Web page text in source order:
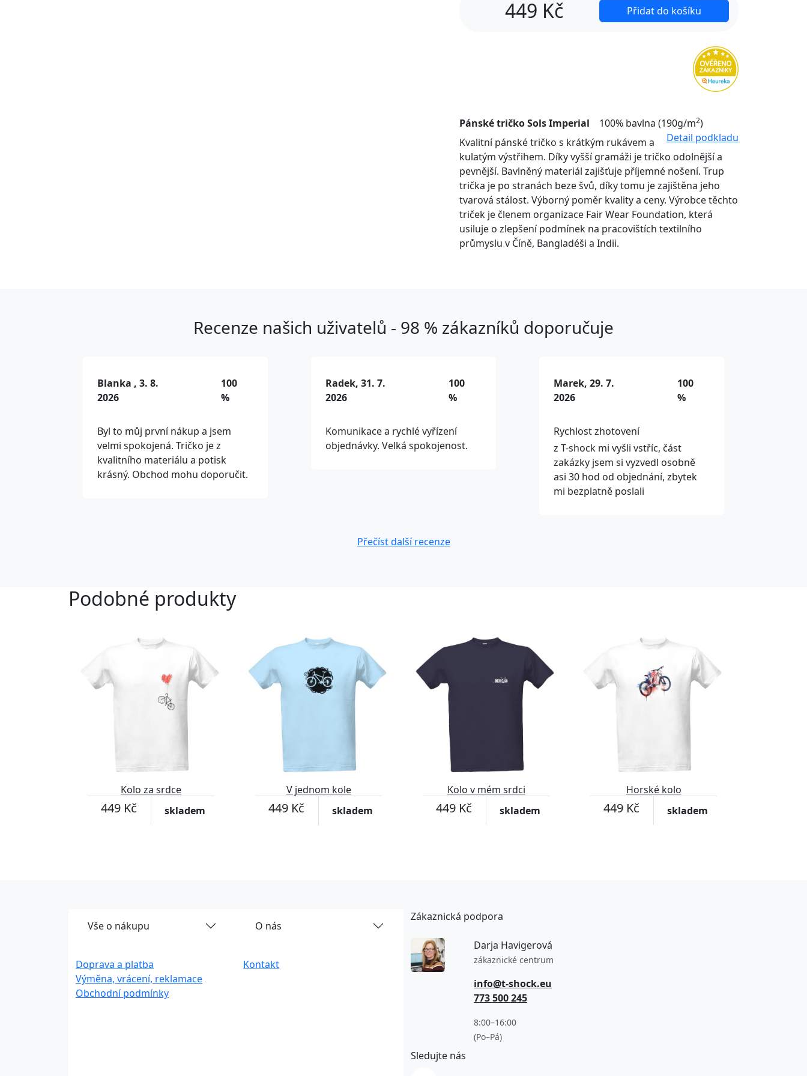
449 Kč Přidat do košíku
Pánské tričko Sols Imperial 100% bavlna (190g/m2)
Detail podkladu
Kvalitní pánské tričko s krátkým rukávem a
kulatým výstřihem. Díky vyšší gramáži je tričko odolnější a
pevnější. Bavlněný materiál zajišťuje příjemné nošení. Trup
trička je po stranách beze švů, díky tomu je zajištěna jeho
tvarová stálost. Výborný poměr kvality a ceny. Výrobce těchto
triček je členem organizace Fair Wear Foundation, která
usiluje o zlepšení podmínek na pracovištích textilního
průmyslu v Číně, Bangladéši a Indii.
Recenze našich uživatelů - 98 % zákazníků doporučuje
Blanka , 3. 8.
2026
100
%
Byl to můj první nákup a jsem
velmi spokojená. Tričko je z
kvalitního materiálu a potisk
krásný. Obchod mohu doporučit.
Radek, 31. 7.
2026
100
%
Komunikace a rychlé vyřízení
objednávky. Velká spokojenost.
Marek, 29. 7.
2026
100
%
Rychlost zhotovení
z T-shock mi vyšli vstříc, část
zakázky jsem si vyzvedl osobně
asi 30 hod od objednání, zbytek
mi bezplatně poslali
Přečíst další recenze
Podobné produkty
Kolo za srdce
449 Kč skladem
V jednom kole
449 Kč skladem
Kolo v mém srdci
449 Kč skladem
Horské kolo
449 Kč skladem
Vše o nákupu
Doprava a platba
Výměna, vrácení, reklamace
Obchodní podmínky
O nás
Kontakt
Zákaznická podpora
Darja Havigerová
zákaznické centrum
info@t-shock.eu
773 500 245
8:00–16:00
(Po–Pá)
Sledujte nás